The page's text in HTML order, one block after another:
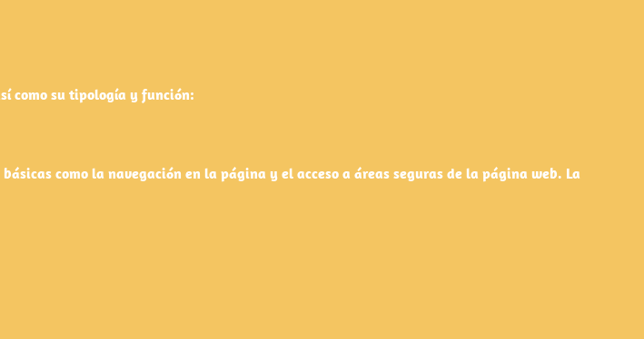
como su tipología y función:
como la navegación en la página y el acceso a áreas seguras de la página web. La